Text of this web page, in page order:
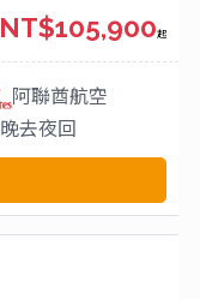
阿聯酋航空
晚去夜回
NT$105,900起